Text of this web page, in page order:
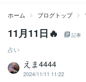
ホーム ブログトップ
11月11日🔥 記事
占い
えま4444
2024/11/11 11:22